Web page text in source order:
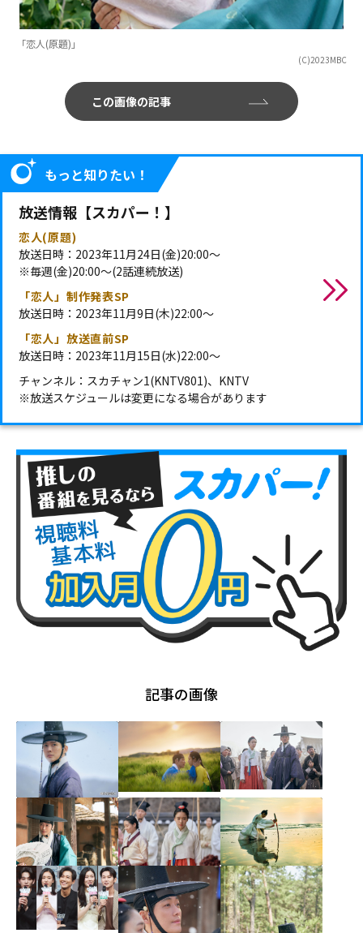
「恋人(原題)」
(C)2023MBC
この画像の記事
もっと知りたい！
放送情報【スカパー！】
恋人(原題)
放送日時：2023年11月24日(金)20:00～
※毎週(金)20:00～(2話連続放送)
「恋人」制作発表SP
放送日時：2023年11月9日(木)22:00～
「恋人」放送直前SP
放送日時：2023年11月15日(水)22:00～
チャンネル：スカチャン1(KNTV801)、KNTV
※放送スケジュールは変更になる場合があります
記事の画像